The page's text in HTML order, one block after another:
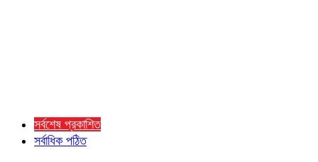
সর্বশেষ প্রকাশিত
সর্বাধিক পঠিত